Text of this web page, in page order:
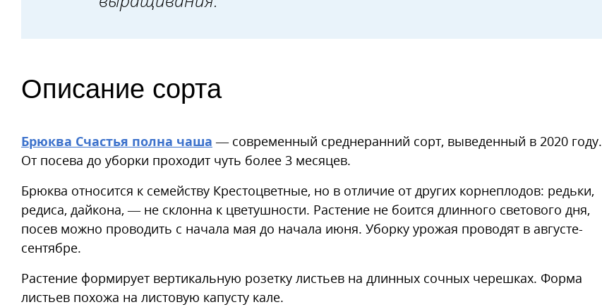
Описание сорта
Брюква Счастья полна чаша — современный среднеранний сорт, выведенный в 2020 году.
От посева до уборки проходит чуть более 3 месяцев.
Брюква относится к семейству Крестоцветные, но в отличие от других корнеплодов: редьки,
редиса, дайкона, — не склонна к цветушности. Растение не боится длинного светового дня,
посев можно проводить с начала мая до начала июня. Уборку урожая проводят в августе-
сентябре.
Растение формирует вертикальную розетку листьев на длинных сочных черешках. Форма
листьев похожа на листовую капусту кале.